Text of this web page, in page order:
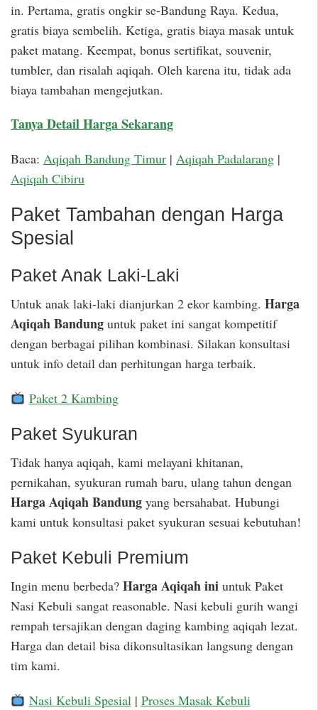
in. Pertama, gratis ongkir se-Bandung Raya. Kedua,
gratis biaya sembelih. Ketiga, gratis biaya masak untuk
paket matang. Keempat, bonus sertifikat, souvenir,
tumbler, dan risalah aqiqah. Oleh karena itu, tidak ada
biaya tambahan mengejutkan.
Tanya Detail Harga Sekarang
Baca: Aqiqah Bandung Timur | Aqiqah Padalarang |
Aqiqah Cibiru
Paket Tambahan dengan Harga
Spesial
Paket Anak Laki-Laki
Untuk anak laki-laki dianjurkan 2 ekor kambing. Harga
Aqiqah Bandung untuk paket ini sangat kompetitif
dengan berbagai pilihan kombinasi. Silakan konsultasi
untuk info detail dan perhitungan harga terbaik.
Paket 2 Kambing
Paket Syukuran
Tidak hanya aqiqah, kami melayani khitanan,
pernikahan, syukuran rumah baru, ulang tahun dengan
Harga Aqiqah Bandung yang bersahabat. Hubungi
kami untuk konsultasi paket syukuran sesuai kebutuhan!
Paket Kebuli Premium
Ingin menu berbeda? Harga Aqiqah ini untuk Paket
Nasi Kebuli sangat reasonable. Nasi kebuli gurih wangi
rempah tersajikan dengan daging kambing aqiqah lezat.
Harga dan detail bisa dikonsultasikan langsung dengan
tim kami.
Nasi Kebuli Spesial| Proses Masak Kebuli